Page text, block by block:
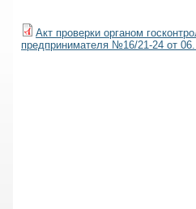
Акт проверки органом
предпринимателя №16/21-24 от